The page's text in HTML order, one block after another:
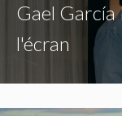
Gael
l'écran